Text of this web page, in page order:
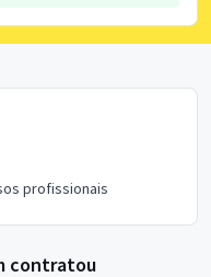
profissionais
contratou